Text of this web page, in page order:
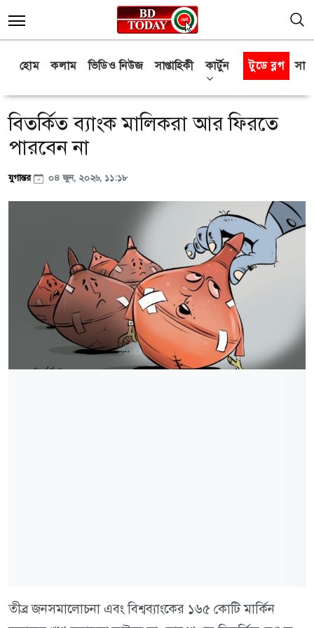
হোম কলাম ভিডিও নিউজ সাপ্তাহিকী কার্টুন টুডে ব্লগ
বিতর্কিত ব্যাংক মালিকরা আর ফিরতে
পারবেন না
যুগান্তর ০৪ জুন, ২০২৬, ১১:১৮
তীব্র জনসমালোচনা এবং বিশ্বব্যাংকের ১৬৫ কোটি মার্কিন